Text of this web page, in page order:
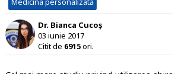
Dr. Bianca Cucoș
03 iunie 2017
Citit de 6915ori.